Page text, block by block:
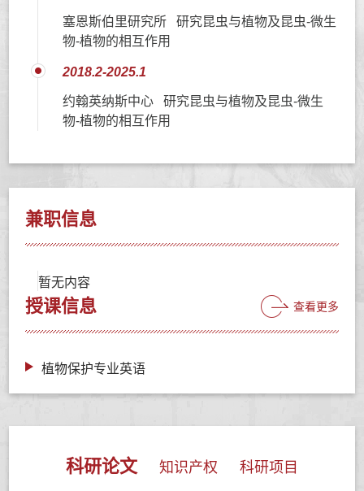
塞恩斯伯里研究所 研究昆虫与植物及昆虫-微生
物-植物的相互作用
2018.2-2025.1
约翰英纳斯中心 研究昆虫与植物及昆虫-微生
物-植物的相互作用
兼职信息
暂无内容
授课信息 查看更多
植物保护专业英语
科研论文 知识产权 科研项目